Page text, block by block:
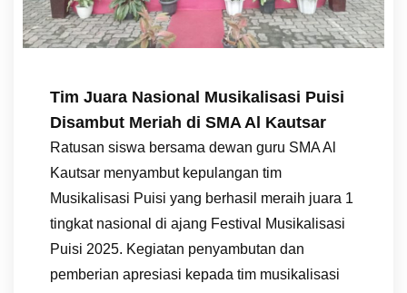
Tim Juara Nasional Musikalisasi Puisi
Disambut Meriah di SMA Al Kautsar
Ratusan siswa bersama dewan guru SMA Al
Kautsar menyambut kepulangan tim
Musikalisasi Puisi yang berhasil meraih juara 1
tingkat nasional di ajang Festival Musikalisasi
Puisi 2025. Kegiatan penyambutan dan
pemberian apresiasi kepada tim musikalisasi